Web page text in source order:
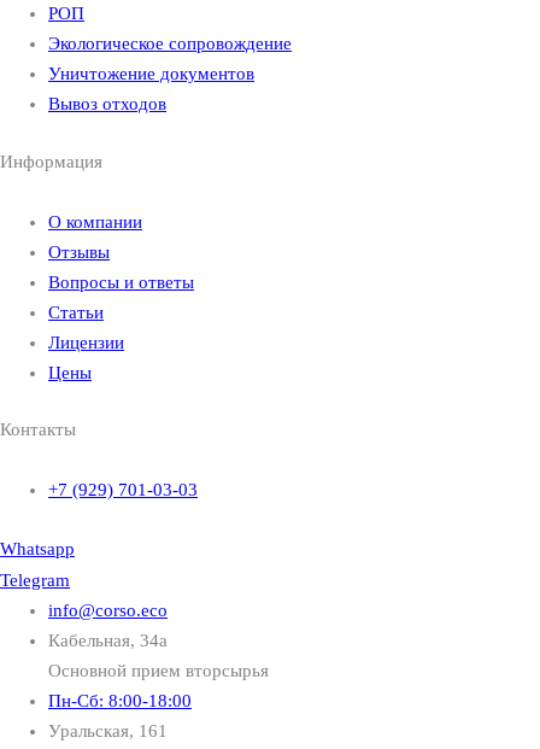
РОП
Экологическое сопровождение
Уничтожение документов
Вывоз отходов
Информация
О компании
Отзывы
Вопросы и ответы
Статьи
Лицензии
Цены
Контакты
+7 (929) 701-03-03
Whatsapp
Telegram
info@corso.eco
Кабельная, 34а
Основной прием вторсырья
Пн-Сб: 8:00-18:00
Уральская, 161